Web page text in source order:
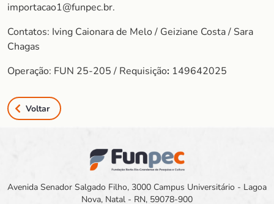
importacao1@funpec.br.
Contatos: Iving Caionara de Melo / Geiziane Costa / Sara
Chagas
Operação: FUN 25-205 / Requisição: 149642025
Voltar
Avenida Senador Salgado Filho, 3000 Campus Universitário - Lagoa
Nova, Natal - RN, 59078-900